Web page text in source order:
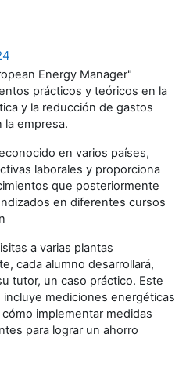
Energy Manager"
prácticos y teóricos en la
y la reducción de gastos
la empresa.
en varios países,
laborales y proporciona
que posteriormente
en diferentes cursos
a varias plantas
cada alumno desarrollará,
tutor, un caso práctico. Este
mediciones energéticas
implementar medidas
para lograr un ahorro